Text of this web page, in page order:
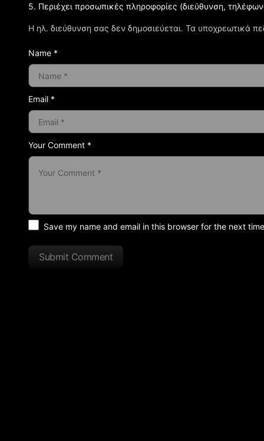
Η ηλ. διεύθυνση σας δεν δημοσιεύεται. Τα υποχρεωτικά
Your Comment *
5. Περιέχει προσωπικές πληροφορίες (διεύθυνση,
Name *
Email *
Save my name and email in this browser for the next
Submit Comment